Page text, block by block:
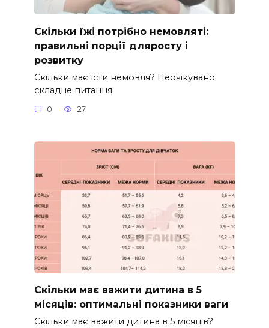
Скільки їжі потрібно немовляті:
правильні порції дляросту і
розвитку
Скільки має їсти немовля? Неочікувано
складне питання
0 27
Скільки має важити дитина в 5
місяців: оптимальні показники ваги
Скільки має важити дитина в 5 місяців?